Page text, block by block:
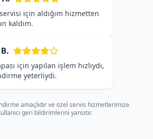
için aldığım hizmetten
kaldım.
için yapılan işlem hızlıydı,
yeterliydi.
amaçlıdır ve özel servis hizmetlerimize
geri bildirimlerini yansıtır.